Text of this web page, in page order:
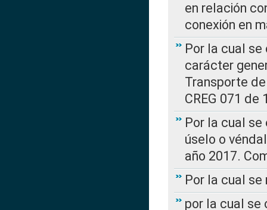
en relación
conexión en
Por la cual
carácter
Transporte
CREG 071 de
Por la cual
úselo o
año 2017.
Por la cual se
por la cual se